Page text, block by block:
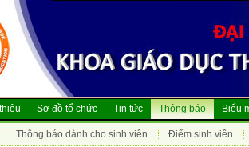
Sơ đồ tổ chức Tin tức Thông báo
Thông báo dành cho sinh viên Điểm sinh viên
Biểu